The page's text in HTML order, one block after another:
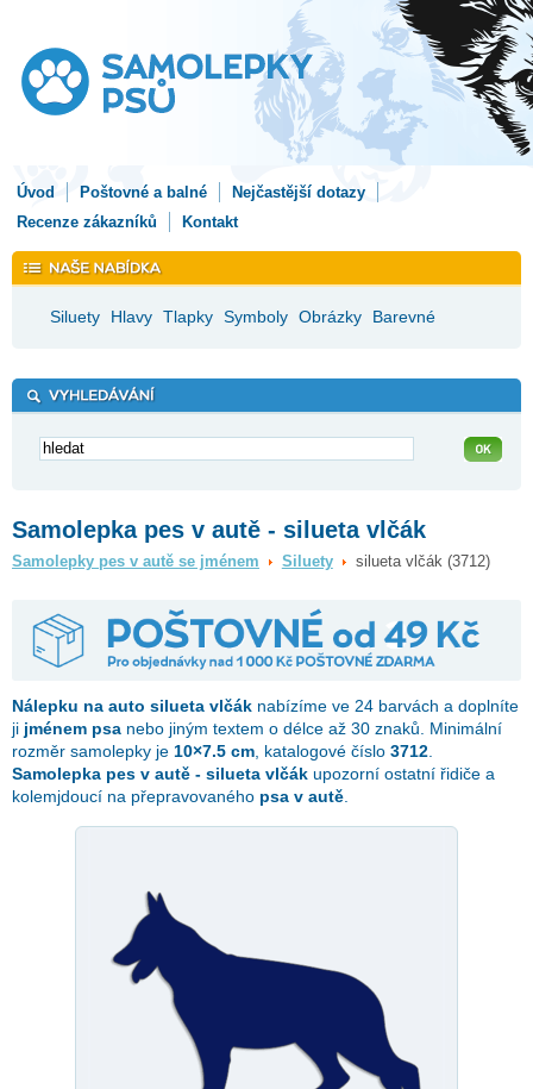
Úvod Poštovné a balné
Nejčastější dotazy
Recenze zákazníků
Kontakt
Siluety Hlavy Tlapky Symboly Obrázky Barevné
Samolepka pes v autě - silueta vlčák
Samolepky pes v autě se jménem Siluety silueta vlčák (3712)
Nálepku na auto silueta vlčák nabízíme ve 24 barvách a doplníte
ji jménem psa nebo jiným textem o délce až 30 znaků. Minimální
rozměr samolepky je 10×7.5 cm , katalogové číslo 3712
Samolepka pes v autě - silueta vlčák upozorní ostatní řidiče a
kolemjdoucí na přepravovaného psa v autě